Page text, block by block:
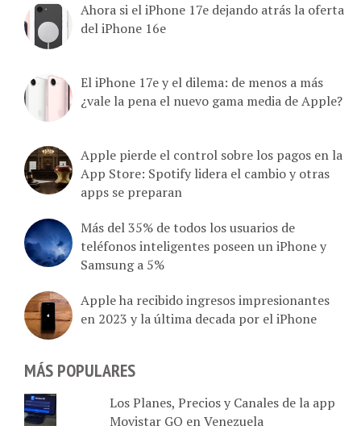
del iPhone 16e
El iPhone 17e y el dilema: de menos a más
¿vale la pena el nuevo gama media de Apple?
Apple pierde el control sobre los pagos en la
App Store: Spotify lidera el cambio y otras
apps se preparan
Más del 35% de todos los usuarios de
teléfonos inteligentes poseen un iPhone y
Samsung a 5%
Apple ha recibido ingresos impresionantes
en 2023 y la última decada por el iPhone
MÁS POPULARES
Los Planes, Precios y Canales de la app
Movistar GO en Venezuela